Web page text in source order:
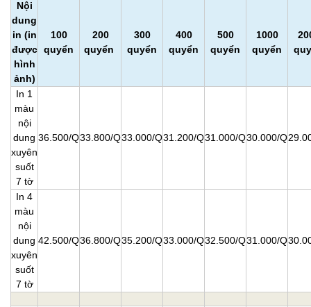
Nội
dung
in (in
được
hình
ảnh)
100
quyển
200
quyển
300
quyển
400
quyển
500
quyển
1000
quyển
In 1
màu
nội
dung
xuyên
suốt
7 tờ
36.500/Q33.800/Q33.000/Q31.200/Q31.000/Q30.000/Q
In 4
màu
nội
dung
xuyên
suốt
7 tờ
42.500/Q36.800/Q35.200/Q33.000/Q32.500/Q31.000/Q